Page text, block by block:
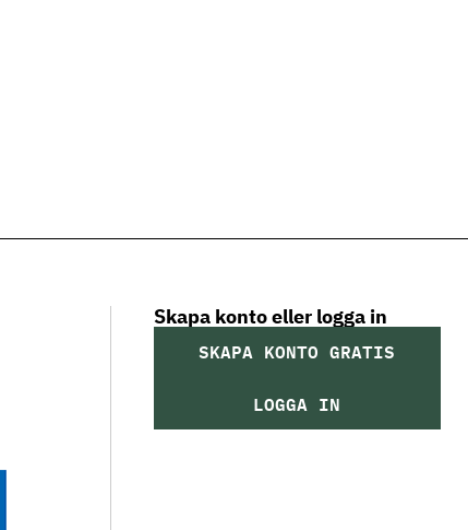
Skapa konto eller logga in
SKAPA KONTO GRATIS
LOGGA IN